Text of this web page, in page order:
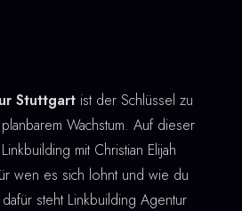
Stuttgart ist der Schlüssel zu
Wachstum. Auf dieser
mit Christian Elijah
wen es sich lohnt und wie du
steht Linkbuilding Agentur